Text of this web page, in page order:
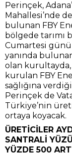
Perinçek,
Mahallesi’nde
bulunan FBY
bölgede tarımı
Cumartesi günü
yanında
olan kurultayda,
kurulan FBY
sağlığına
Perinçek de
Türkiye’nin
ortaya koyacak.
ÜRETİCİLER
SANTRALİ
YÜZDE 500